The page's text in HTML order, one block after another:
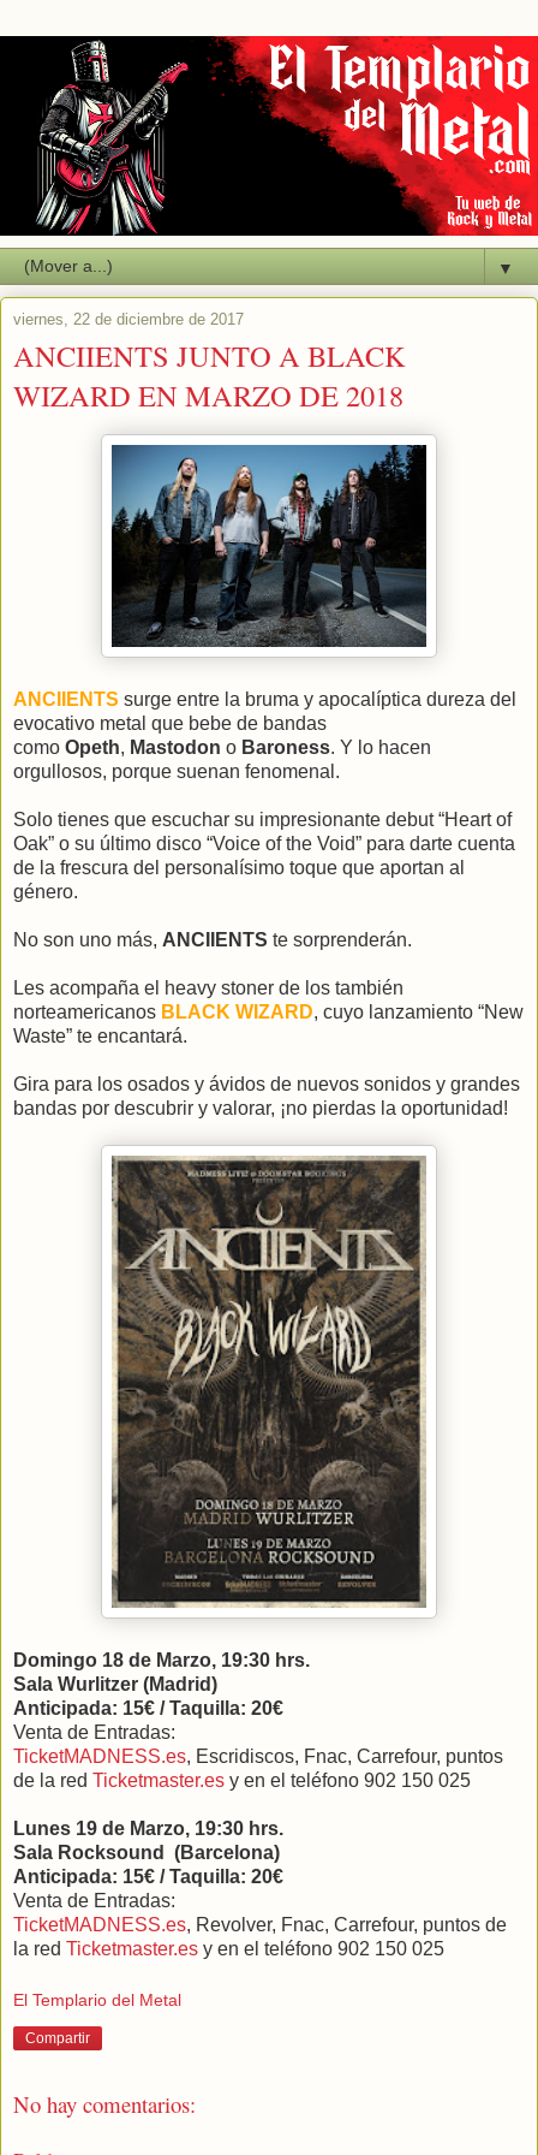
▼
viernes, 22 de diciembre de 2017
ANCIIENTS JUNTO A BLACK
WIZARD EN MARZO DE 2018
ANCIIENTS surge entre la bruma y apocalíptica dureza del
evocativo metal que bebe de bandas
como Opeth, Mastodon o Baroness. Y lo hacen
orgullosos, porque suenan fenomenal.
Solo tienes que escuchar su impresionante debut “Heart of
Oak” o su último disco “Voice of the Void” para darte cuenta
de la frescura del personalísimo toque que aportan al
género.
No son uno más, ANCIIENTS te sorprenderán.
Les acompaña el heavy stoner de los también
norteamericanos BLACK WIZARD, cuyo lanzamiento “New
Waste” te encantará.
Gira para los osados y ávidos de nuevos sonidos y grandes
bandas por descubrir y valorar, ¡no pierdas la oportunidad!
Domingo 18 de Marzo, 19:30 hrs.
Sala Wurlitzer (Madrid)
Anticipada: 15€ / Taquilla: 20€
Venta de Entradas:
TicketMADNESS.es, Escridiscos, Fnac, Carrefour, puntos
de la red Ticketmaster.es y en el teléfono 902 150 025
Lunes 19 de Marzo, 19:30 hrs.
Sala Rocksound (Barcelona)
Anticipada: 15€ / Taquilla: 20€
Venta de Entradas:
TicketMADNESS.es, Revolver, Fnac, Carrefour, puntos de
la red Ticketmaster.es y en el teléfono 902 150 025
El Templario del Metal
Compartir
No hay comentarios: